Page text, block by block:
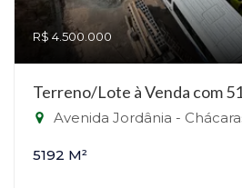
R$ 4.500.000
Terreno/Lote à Venda com
Avenida Jordânia - Chácaras São
5192 M²